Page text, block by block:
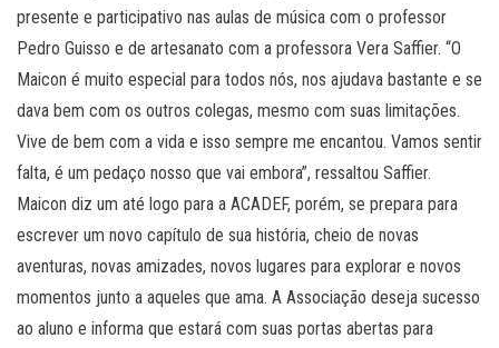
presente e participativo nas aulas de música com o professor
Pedro Guisso e de artesanato com a professora Vera Saffier. “O
Maicon é muito especial para todos nós, nos ajudava bastante e se
dava bem com os outros colegas, mesmo com suas limitações.
Vive de bem com a vida e isso sempre me encantou. Vamos sentir
falta, é um pedaço nosso que vai embora”, ressaltou Saffier.
Maicon diz um até logo para a ACADEF, porém, se prepara para
escrever um novo capítulo de sua história, cheio de novas
aventuras, novas amizades, novos lugares para explorar e novos
momentos junto a aqueles que ama. A Associação deseja sucesso
ao aluno e informa que estará com suas portas abertas para